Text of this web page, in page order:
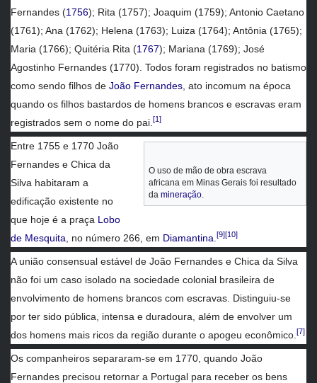
Fernandes (1756); Rita (1757); Joaquim (1759); Antonio Caetano
(1761); Ana (1762); Helena (1763); Luiza (1764); Antônia (1765);
Maria (1766); Quitéria Rita (1767); Mariana (1769); José
Agostinho Fernandes (1770). Todos foram registrados no batismo
como sendo filhos de João Fernandes, ato incomum na época
quando os filhos bastardos de homens brancos e escravas eram
registrados sem o nome do pai. [1]
O uso de mão de obra escrava
africana em Minas Gerais foi resultado
damineração
Entre 1755 e 1770 João
Fernandes e Chica da
Silva habitaram a
edificação existente no
que hoje é a praça Lobo
de Mesquita , no número 266, em Diamantina [9][10]
A união consensual estável de João Fernandes e Chica da Silva
não foi um caso isolado na sociedade colonial brasileira de
envolvimento de homens brancos com escravas. Distinguiu-se
por ter sido pública, intensa e duradoura, além de envolver um
dos homens mais ricos da região durante o apogeu econômico. [7]
Os companheiros separaram-se em 1770, quando João
Fernandes precisou retornar a Portugal para receber os bens